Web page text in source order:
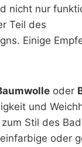
nicht nur
Teil des
Einige
oder
und
Stil des
oder